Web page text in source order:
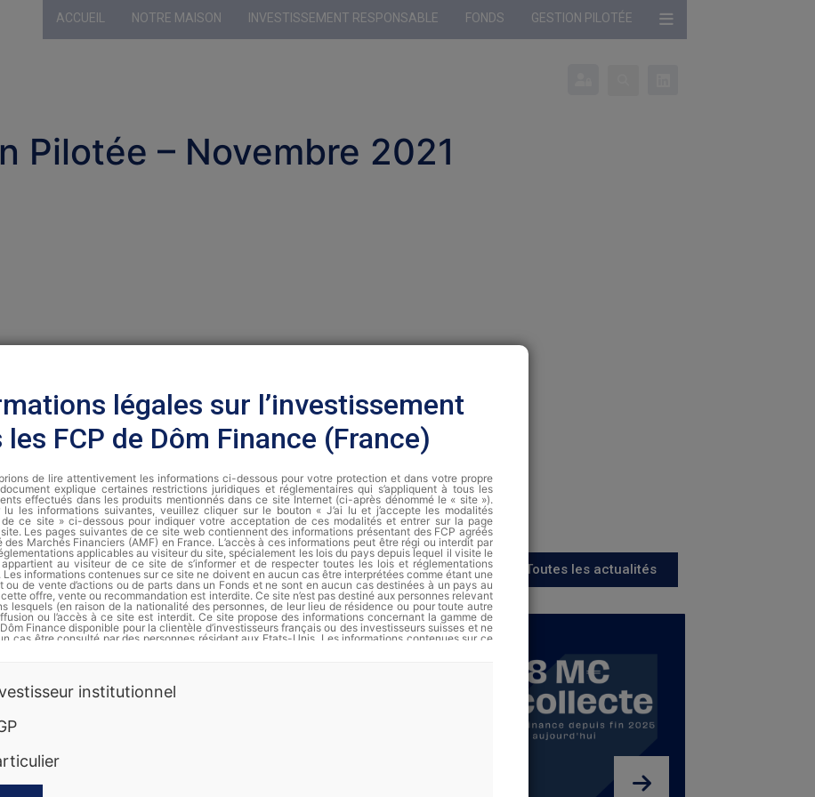
ACCUEIL NOTRE MAISON INVESTISSEMENT RESPONSABLE FONDS GESTION PILOTÉE
Pilotée – Novembre 2021
Toutes les actualités
légales sur l’investissement
les FCP de Dôm Finance (France)
de lire attentivement les informations ci-dessous pour votre protection et dans votre propre
explique certaines restrictions juridiques et réglementaires qui s’appliquent à tous les
effectués dans les produits mentionnés dans ce site Internet (ci-après dénommé le « site »).
lu les informations suivantes, veuillez cliquer sur le bouton « J’ai lu et j’accepte les modalités
de ce site » ci-dessous pour indiquer votre acceptation de ces modalités et entrer sur la page
Les pages suivantes de ce site web contiennent des informations présentant des FCP agréés
des Marchés Financiers (AMF) en France. L’accès à ces informations peut être régi ou interdit par
applicables au visiteur du site, spécialement les lois du pays depuis lequel il visite le
au visiteur de ce site de s’informer et de respecter toutes les lois et réglementations
Les informations contenues sur ce site ne doivent en aucun cas être interprétées comme étant une
ou de vente d’actions ou de parts dans un Fonds et ne sont en aucun cas destinées à un pays au
offre, vente ou recommandation est interdite. Ce site n’est pas destiné aux personnes relevant
lesquels (en raison de la nationalité des personnes, de leur lieu de résidence ou pour toute autre
ou l’accès à ce site est interdit. Ce site propose des informations concernant la gamme de
Finance disponible pour la clientèle d’investisseurs français ou des investisseurs suisses et ne
cas être consulté par des personnes résidant aux Etats-Unis. Les informations contenues sur ce
complète et les documents d’informations périodiques de chaque FCP sont disponibles
Finance.
passées ne préjugent pas des rendements futurs. Les actions ne sont pas garanties et
perdre de la valeur, notamment en raison des fluctuations des marchés. Dôm Finance fournit
Toute souscription dans un compartiment doit se faire sur la base du prospectus actuellement
des documents périodiques disponibles sur la base GECO de l’Autorité des Marchés Financiers ou
institutionnel